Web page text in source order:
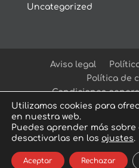
Uncategorized
Aviso legal
Política de
Condiciones
© Arcadia Escape
Utilizamos cookies para
en nuestra web.
Puedes aprender más
desactivarlas en los ajustes.
Aceptar Rechazar